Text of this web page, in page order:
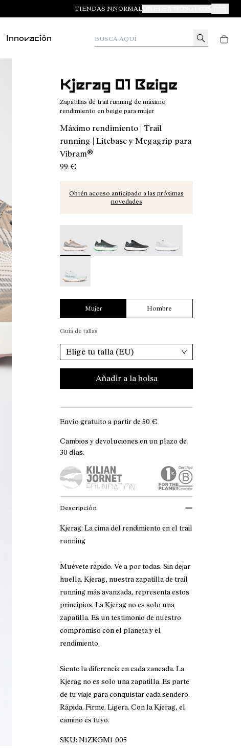
TIENDAS NNORMAL Tus
Innovación
Kjerag 01 Beige
Zapatillas de trail running de máximo
rendimiento en beige para mujer
Máximo rendimiento | Trail
running | Litebase y Megagrip para
Vibram®
99 €
Obtén acceso anticipado a las próximas
novedades
Mujer Hombre
Guía de tallas
Elige tu talla (EU)
Añadir a la bolsa
Envío gratuito a partir de 50 €
Cambios y devoluciones en un plazo de
30 días.
Descripción
Kjerag: La cima del rendimiento en el trail
running
Muévete rápido. Ve a por todas. Sin dejar
huella. Kjerag, nuestra zapatilla de trail
running más avanzada, representa estos
principios. La Kjerag no es solo una
zapatilla. Es un testimonio de nuestro
compromiso con el planeta y el
rendimiento.
Siente la diferencia en cada zancada. La
Kjerag no es solo una zapatilla. Es parte
de tu viaje para conquistar cada sendero.
Rápida. Firme. Ligera. Con la Kjerag, el
camino es tuyo.
SKU: N1ZKGM1-005